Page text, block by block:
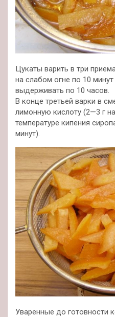
Цукаты варить в три
на слабом огне по 10
выдерживать по 10 часов.
В конце третьей варки в
лимонную кислоту (2—3 г
температуре кипения
минут).
Уваренные до готовности